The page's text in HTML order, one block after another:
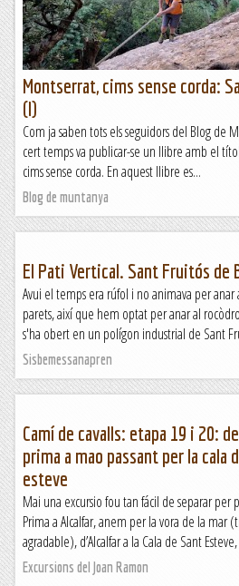
Blog de muntanya
Montserrat, cims sense corda:
(I)
Com ja saben tots els seguidors del Blog de
cert temps va publicar-se un llibre amb el
cims sense corda. En aquest llibre es...
Blog de muntanya
El Pati Vertical. Sant Fruitós de
Avui el temps era rúfol i no animava per anar
parets, així que hem optat per anar al
s'ha obert en un polígon industrial de Sant
Sisbemessanapren
Camí de cavalls: etapa 19 i 20:
prima a mao passant per la cala
esteve
Mai una excursio fou tan fácil de separar per
Prima a Alcalfar, anem per la vora de la mar
agradable), d’Alcalfar a la Cala de Sant
Excursions del Joan Ramon